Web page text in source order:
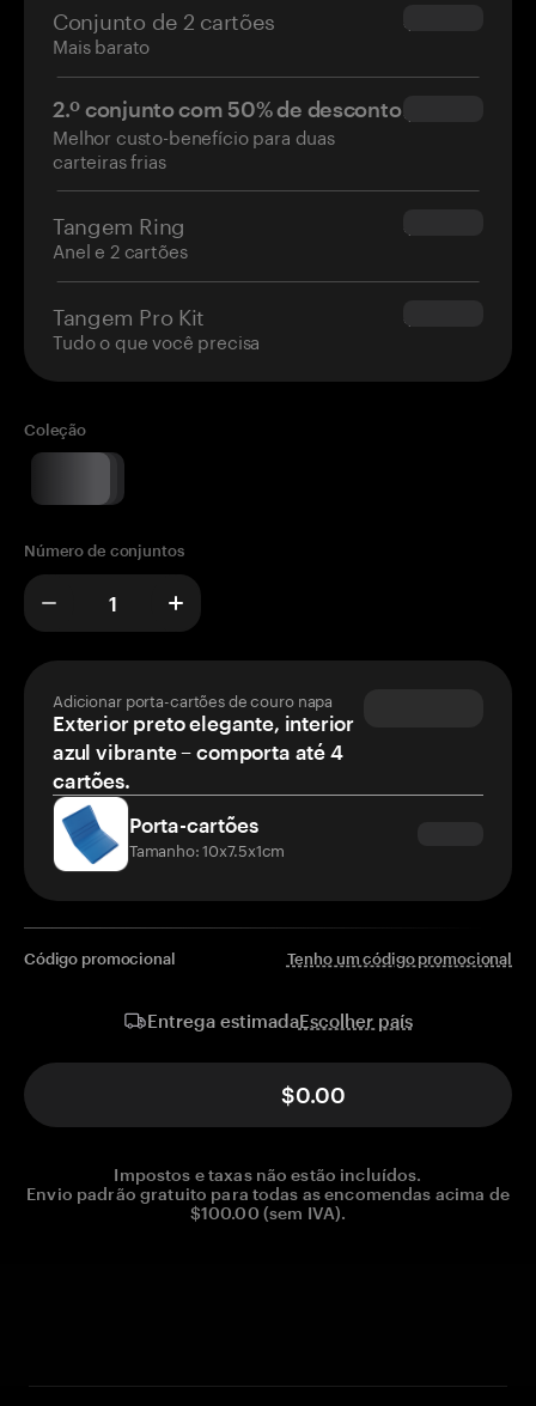
Conjunto de 2 cartões
Mais barato
$54.90
2.º conjunto com 50% de desconto
Melhor custo-benefício para duas
carteiras frias
$34.95
Tangem Ring
Anel e 2 cartões
$160.00
Tangem Pro Kit
Tudo o que você precisa
$180.00
Coleção
Número de conjuntos
Adicionar porta-cartões de couro napa
Exterior preto elegante, interior
azul vibrante – comporta até 4
cartões.
Porta-cartões
Tamanho: 10x7.5x1cm
Código promocional Tenho um código promocional
Entrega estimadaEscolher país
$0.00
Impostos e taxas não estão incluídos.
Envio padrão gratuito para todas as encomendas acima de
$100.00 (sem IVA).